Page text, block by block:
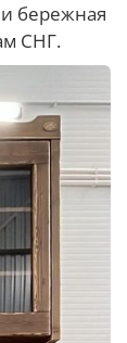
и бережная
СНГ.